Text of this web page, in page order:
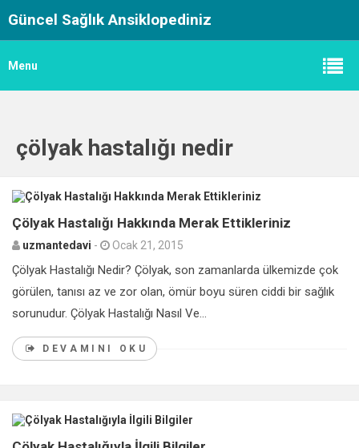
Güncel Sağlık Ansiklopediniz
Menu
çölyak hastalığı nedir
Çölyak Hastalığı Hakkında Merak Ettikleriniz
uzmantedavi - Ocak 21, 2015
Çölyak Hastalığı Nedir? Çölyak, son zamanlarda ülkemizde çok
görülen, tanısı az ve zor olan, ömür boyu süren ciddi bir sağlık
sorunudur. Çölyak Hastalığı Nasıl Ve...
DEVAMINI OKU